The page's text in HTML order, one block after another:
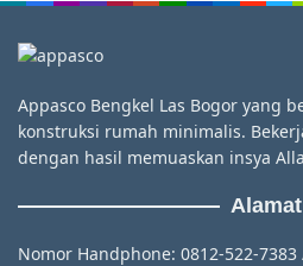
Appasco Bengkel Las Bogor yang
konstruksi rumah minimalis.
dengan hasil memuaskan insya
Alamat
Nomor Handphone: 0812-522-7383